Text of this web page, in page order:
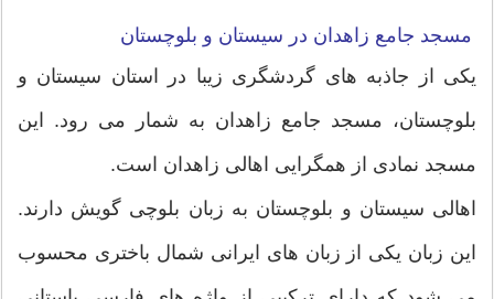
مسجد جامع زاهدان در سیستان و بلوچستان
یکی از جاذبه های گردشگری زیبا در استان سیستان و
بلوچستان، مسجد جامع زاهدان به شمار می رود. این
مسجد نمادی از همگرایی اهالی زاهدان است.
اهالی سیستان و بلوچستان به زبان بلوچی گویش دارند.
این زبان یکی از زبان های ایرانی شمال باختری محسوب